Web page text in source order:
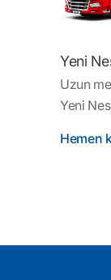
Yeni
Uzun
Yeni
Hemen